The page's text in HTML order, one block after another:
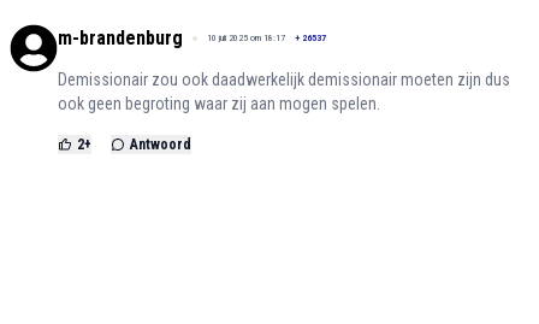
m-brandenburg 10 juli 2025 om 18:17 + 26537
Demissionair zou ook daadwerkelijk demissionair moeten zijn dus
ook geen begroting waar zij aan mogen spelen.
2+ Antwoord